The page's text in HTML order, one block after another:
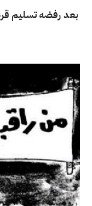
بعد رفضه تسليم